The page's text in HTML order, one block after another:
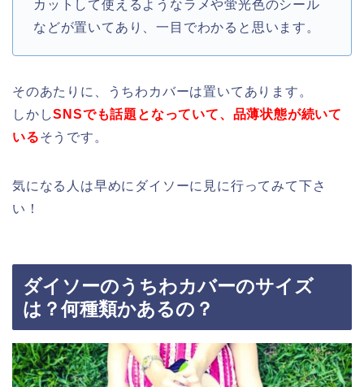
カットして使えるようなラメや蛍光色のシール
などが置いてあり、一目でわかると思います。
そのあたりに、うちわカバーは置いてあります。
しかしSNSでも話題となっていて、品薄状態が続いて
いるそうです。
気になる人は早めにダイソーに見に行ってみて下さ
い！
ダイソーのうちわカバーのサイズ
は？何種類かあるの？